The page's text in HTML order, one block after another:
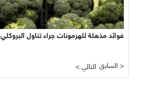
فوائد مذهلة للهرمونات جراء تناول البروكلي
< التالي السابق >